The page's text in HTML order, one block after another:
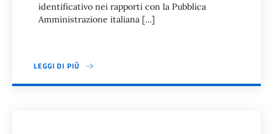
identificativo nei rapporti con la Pubblica
Amministrazione italiana […]
LEGGI DI PIÙ